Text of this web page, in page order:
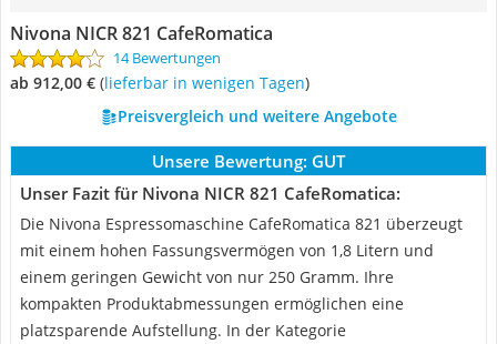
Nivona NICR 821 CafeRomatica
14 Bewertungen
ab 912,00 € ( Lieferbar in wenigen Tagen)
Preisvergleich und weitere Angebote
Unsere Bewertung: GUT
Unser Fazit für Nivona NICR 821 CafeRomatica:
Die Nivona Espressomaschine CafeRomatica 821 überzeugt
mit einem hohen Fassungsvermögen von 1,8 Litern und
einem geringen Gewicht von nur 250 Gramm. Ihre
kompakten Produktabmessungen ermöglichen eine
platzsparende Aufstellung. In der Kategorie